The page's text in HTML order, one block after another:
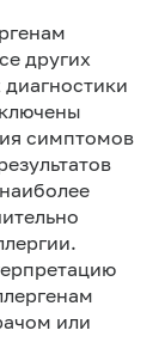
других
симптомов
или